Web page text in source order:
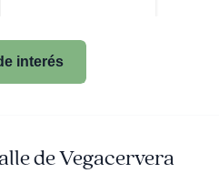
interés
de Vegacervera